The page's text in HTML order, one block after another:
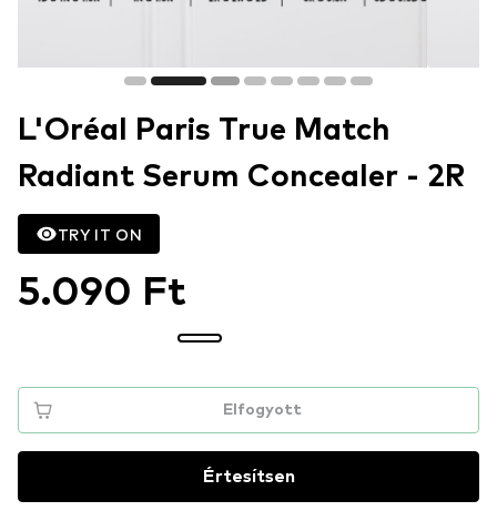
L'Oréal Paris True Match
Radiant Serum Concealer - 2R
TRY IT ON
5.090 Ft
Elfogyott
Értesítsen